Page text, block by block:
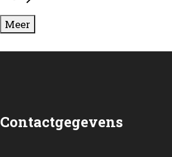
Meer
Contactgegevens